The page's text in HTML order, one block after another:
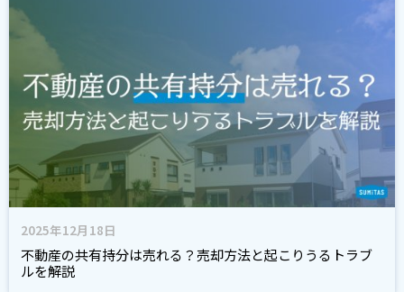
2025年12月18日
不動産の共有持分は売れる？売却方法と起こりうるトラブ
ルを解説